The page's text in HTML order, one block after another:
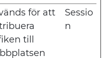
för att
till
Sessio
n